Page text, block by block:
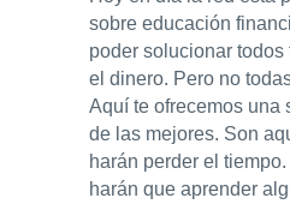
sobre educación
poder solucionar todos
el dinero. Pero no
Aquí te ofrecemos una
de las mejores. Son
harán perder el
harán que aprender